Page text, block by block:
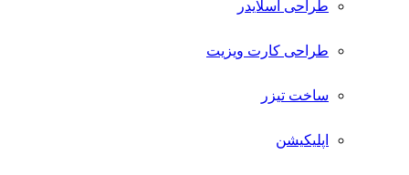
طراحی اسلایدر
طراحی کارت ویزیت
ساخت تیزر
اپلیکیشن